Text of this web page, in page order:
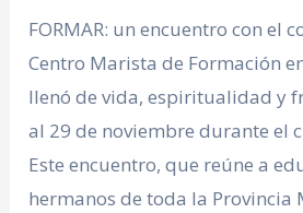
FORMAR: un encuentro con el
Centro Marista de Formación
llenó de vida, espiritualidad y
al 29 de noviembre durante el
Este encuentro, que reúne a
hermanos de toda la Provincia